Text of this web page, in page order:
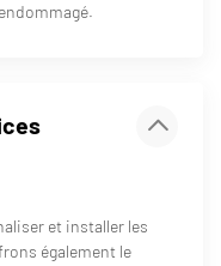
et installer les
également le